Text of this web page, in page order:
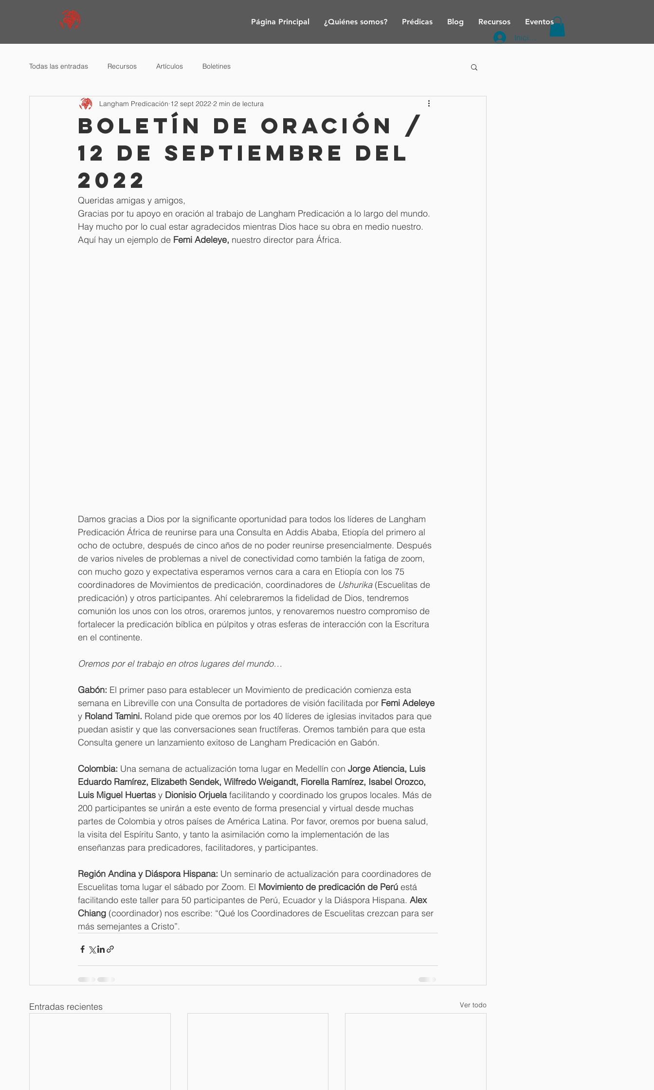
Página Principal ¿Quiénes somos? Prédicas Blog Recursos Eventos
Iniciar sesión
Todas las entradas Recursos Artículos Boletines
Boletín de oración /
12 de septiembre del
2022
Langham Predicación 12 sept 2022 2 min de lectura
Queridas amigas y amigos,
Gracias por tu apoyo en oración al trabajo de Langham Predicación a lo largo del mundo.
Hay mucho por lo cual estar agradecidos mientras Dios hace su obra en medio nuestro.
Aquí hay un ejemplo de Femi Adeleye, nuestro director para África.
Damos gracias a Dios por la significante oportunidad para todos los líderes de Langham
Predicación África de reunirse para una Consulta en Addis Ababa, Etiopía del primero al
ocho de octubre, después de cinco años de no poder reunirse presencialmente. Después
de varios niveles de problemas a nivel de conectividad como también la fatiga de zoom,
con mucho gozo y expectativa esperamos vernos cara a cara en Etiopía con los 75
coordinadores de Movimientos de predicación, coordinadores de Ushurika (Escuelitas de
predicación) y otros participantes. Ahí celebraremos la fidelidad de Dios, tendremos
comunión los unos con los otros, oraremos juntos, y renovaremos nuestro compromiso de
fortalecer la predicación bíblica en púlpitos y otras esferas de interacción con la Escritura
en el continente.
Oremos por el trabajo en otros lugares del mundo…
Gabón: El primer paso para establecer un Movimiento de predicación comienza esta
semana en Libreville con una Consulta de portadores de visión facilitada por Femi Adeleye
y Roland Tamini. Roland pide que oremos por los 40 líderes de iglesias invitados para que
puedan asistir y que las conversaciones sean fructíferas. Oremos también para que esta
Consulta genere un lanzamiento exitoso de Langham Predicación en Gabón.
Colombia: Una semana de actualización toma lugar en Medellín con Jorge Atiencia, Luis
Eduardo Ramírez, Elizabeth Sendek, Wilfredo Weigandt, Fiorella Ramírez, Isabel Orozco,
Luis Miguel Huertas y Dionisio Orjuela facilitando y coordinado los grupos locales. Más de
200 participantes se unirán a este evento de forma presencial y virtual desde muchas
partes de Colombia y otros países de América Latina. Por favor, oremos por buena salud,
la visita del Espíritu Santo, y tanto la asimilación como la implementación de las
enseñanzas para predicadores, facilitadores, y participantes.
Región Andina y Diáspora Hispana: Un seminario de actualización para coordinadores de
Escuelitas toma lugar el sábado por Zoom. El Movimiento de predicación de Perú está
facilitando este taller para 50 participantes de Perú, Ecuador y la Diáspora Hispana. Alex
Chiang (coordinador) nos escribe: “Qué los Coordinadores de Escuelitas crezcan para ser
más semejantes a Cristo”.
Entradas recientes Ver todo